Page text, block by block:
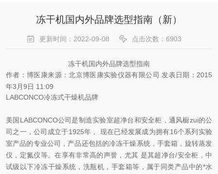
冻干机国内外品牌选型指南（新）
更新时间：2022-09-08 点击次数：6903
冻干机国内外品牌选型指南
作者：博医康来源：北京博医康实验仪器有限公司 发表日期：2015
年3月9日 11:09
LABCONCO冷冻式干燥机品牌
美国LABCONCO公司是制造实验室超净台和安全柜，通风橱zui的公
司之一，公司成立于1925年， 现在已经发展成为拥有16个系列实验
室产品的专业公司，产品还包括的冷冻干燥系统，手套箱，旋转蒸发
仪，定氮仪等。在享有非常高的声誉，尤其 是其超净台/安全柜，中
试级以下冷冻干燥系统，洗瓶机，手套箱等，属于同类产品中的*水